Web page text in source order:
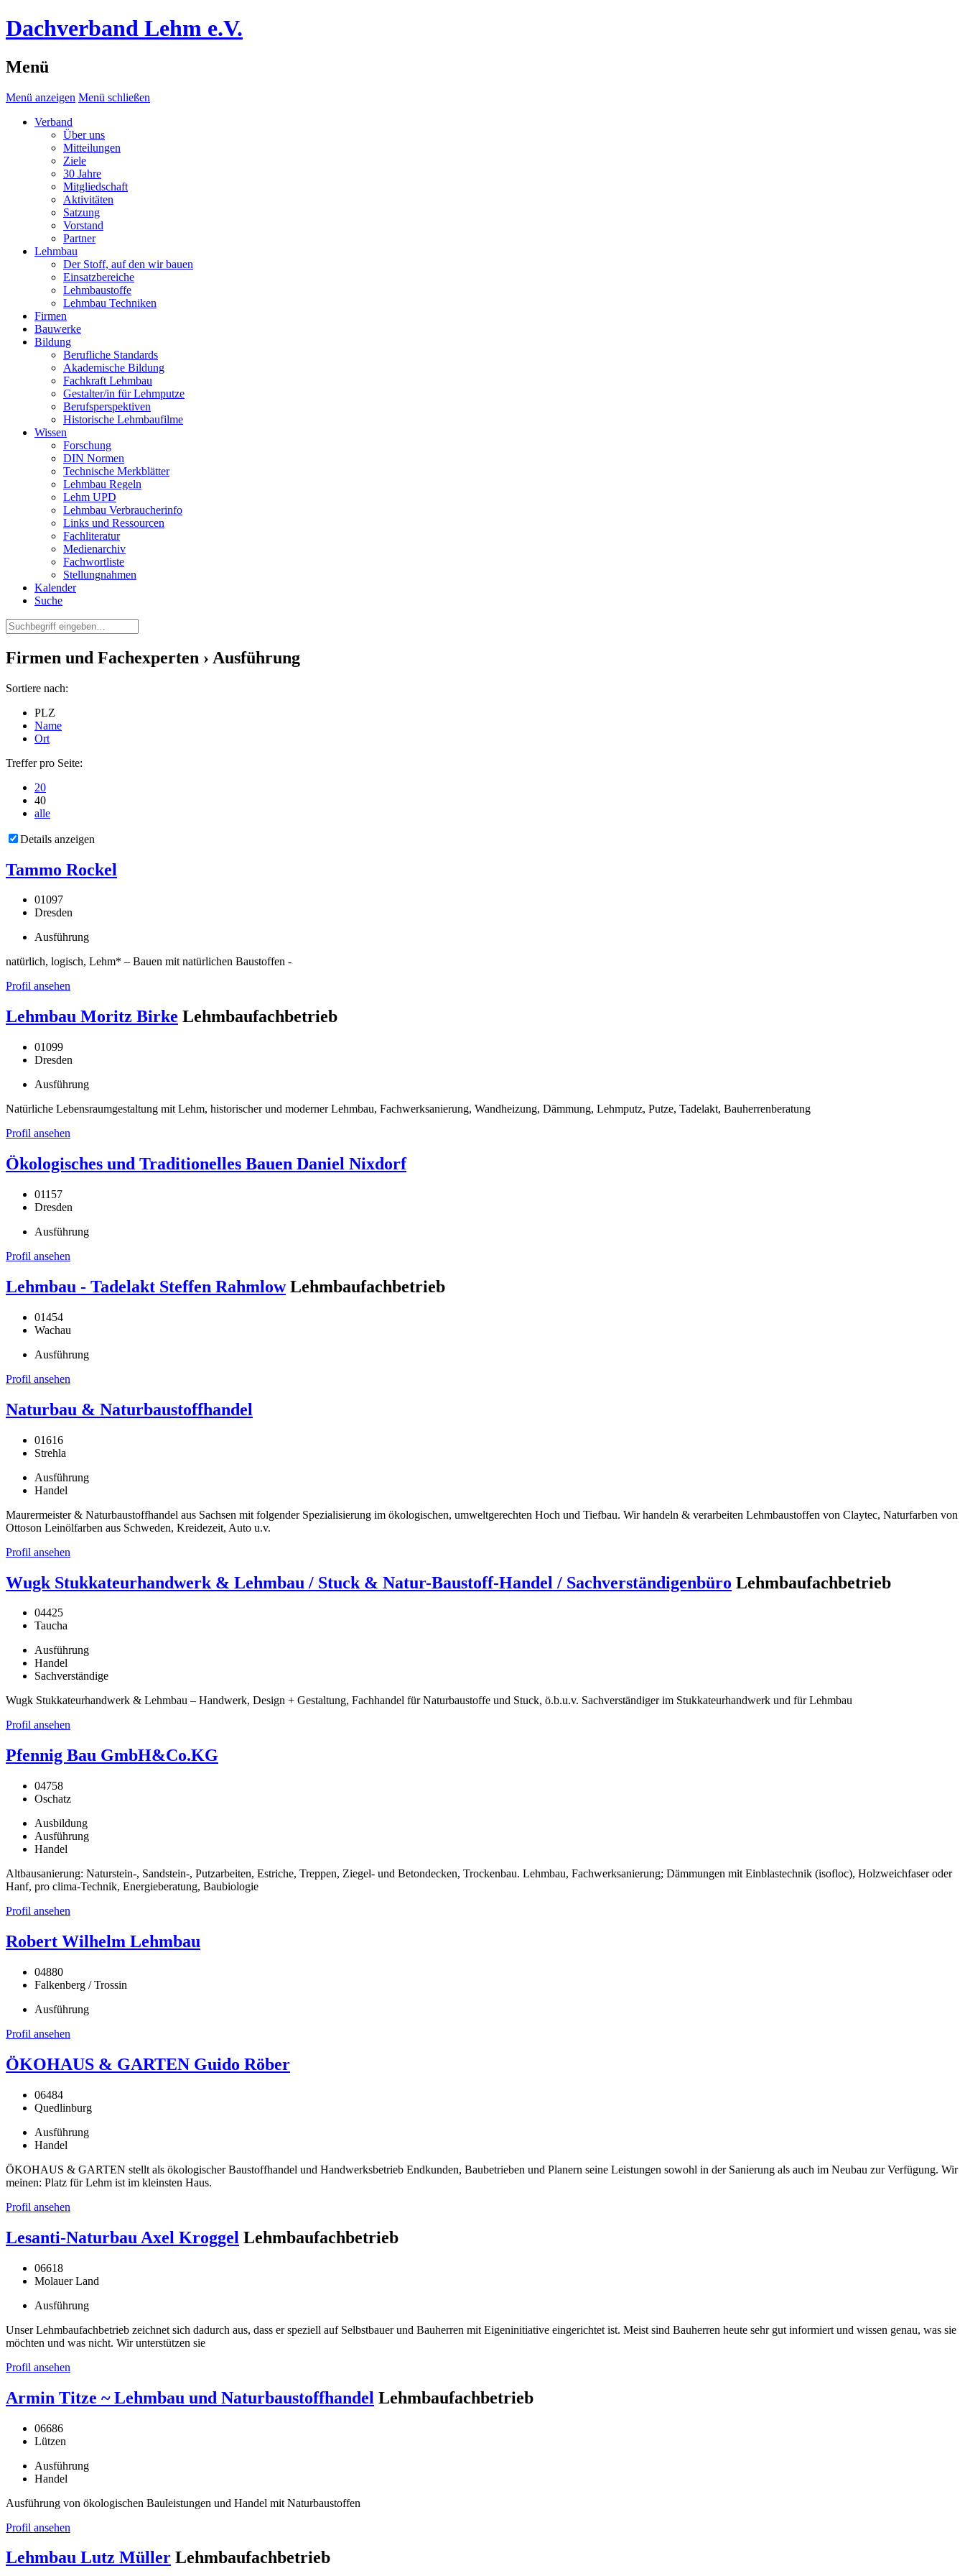
Dachverband Lehm e.V.
Menü
Menü anzeigen Menü schließen
Verband
Über uns
Mitteilungen
Ziele
30 Jahre
Mitgliedschaft
Aktivitäten
Satzung
Vorstand
Partner
Lehmbau
Der Stoff, auf den wir bauen
Einsatzbereiche
Lehmbaustoffe
Lehmbau Techniken
Firmen
Bauwerke
Bildung
Berufliche Standards
Akademische Bildung
Fachkraft Lehmbau
Gestalter/in für Lehmputze
Berufsperspektiven
Historische Lehmbaufilme
Wissen
Forschung
DIN Normen
Technische Merkblätter
Lehmbau Regeln
Lehm UPD
Lehmbau Verbraucherinfo
Links und Ressourcen
Fachliteratur
Medienarchiv
Fachwortliste
Stellungnahmen
Kalender
Suche
Firmen und Fachexperten › Ausführung
Sortiere nach:
PLZ
Name
Ort
Treffer pro Seite:
20
40
alle
Details anzeigen
Tammo Rockel
01097
Dresden
Ausführung
natürlich, logisch, Lehm* – Bauen mit natürlichen Baustoffen -
Profil ansehen
Lehmbau Moritz Birke Lehmbaufachbetrieb
01099
Dresden
Ausführung
Natürliche Lebensraumgestaltung mit Lehm, historischer und moderner Lehmbau, Fachwerksanierung, Wandheizung, Dämmung, Lehmputz, Putze, Tadelakt, Bauherrenberatung
Profil ansehen
Ökologisches und Traditionelles Bauen Daniel Nixdorf
01157
Dresden
Ausführung
Profil ansehen
Lehmbau - Tadelakt Steffen Rahmlow Lehmbaufachbetrieb
01454
Wachau
Ausführung
Profil ansehen
Naturbau & Naturbaustoffhandel
01616
Strehla
Ausführung
Handel
Maurermeister & Naturbaustoffhandel aus Sachsen mit folgender Spezialisierung im ökologischen, umweltgerechten Hoch und Tiefbau. Wir handeln & verarbeiten Lehmbaustoffen von Claytec, Naturfarben von
Ottoson Leinölfarben aus Schweden, Kreidezeit, Auto u.v.
Profil ansehen
Wugk Stukkateurhandwerk & Lehmbau / Stuck & Natur-Baustoff-Handel / Sachverständigenbüro Lehmbaufachbetrieb
04425
Taucha
Ausführung
Handel
Sachverständige
Wugk Stukkateurhandwerk & Lehmbau – Handwerk, Design + Gestaltung, Fachhandel für Naturbaustoffe und Stuck, ö.b.u.v. Sachverständiger im Stukkateurhandwerk und für Lehmbau
Profil ansehen
Pfennig Bau GmbH&Co.KG
04758
Oschatz
Ausbildung
Ausführung
Handel
Altbausanierung: Naturstein-, Sandstein-, Putzarbeiten, Estriche, Treppen, Ziegel- und Betondecken, Trockenbau. Lehmbau, Fachwerksanierung; Dämmungen mit Einblastechnik (isofloc), Holzweichfaser oder
Hanf, pro clima-Technik, Energieberatung, Baubiologie
Profil ansehen
Robert Wilhelm Lehmbau
04880
Falkenberg / Trossin
Ausführung
Profil ansehen
ÖKOHAUS & GARTEN Guido Röber
06484
Quedlinburg
Ausführung
Handel
ÖKOHAUS & GARTEN stellt als ökologischer Baustoffhandel und Handwerksbetrieb Endkunden, Baubetrieben und Planern seine Leistungen sowohl in der Sanierung als auch im Neubau zur Verfügung. Wir
meinen: Platz für Lehm ist im kleinsten Haus.
Profil ansehen
Lesanti-Naturbau Axel Kroggel Lehmbaufachbetrieb
06618
Molauer Land
Ausführung
Unser Lehmbaufachbetrieb zeichnet sich dadurch aus, dass er speziell auf Selbstbauer und Bauherren mit Eigeninitiative eingerichtet ist. Meist sind Bauherren heute sehr gut informiert und wissen genau, was sie
möchten und was nicht. Wir unterstützen sie
Profil ansehen
Armin Titze ~ Lehmbau und Naturbaustoffhandel Lehmbaufachbetrieb
06686
Lützen
Ausführung
Handel
Ausführung von ökologischen Bauleistungen und Handel mit Naturbaustoffen
Profil ansehen
Lehmbau Lutz Müller Lehmbaufachbetrieb